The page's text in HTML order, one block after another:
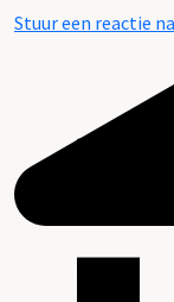
Stuur een reactie